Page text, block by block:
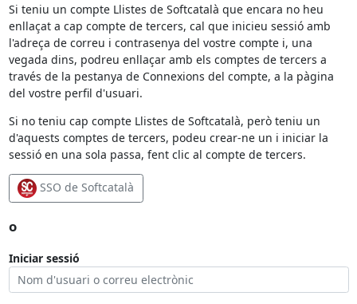
Si teniu un compte Llistes de Softcatalà que encara no heu
enllaçat a cap compte de tercers, cal que inicieu sessió amb
l'adreça de correu i contrasenya del vostre compte i, una
vegada dins, podreu enllaçar amb els comptes de tercers a
través de la pestanya de Connexions del compte, a la pàgina
del vostre perfil d'usuari.
Si no teniu cap compte Llistes de Softcatalà, però teniu un
d'aquests comptes de tercers, podeu crear-ne un i iniciar la
sessió en una sola passa, fent clic al compte de tercers.
SSO de Softcatalà
o
Iniciar sessió